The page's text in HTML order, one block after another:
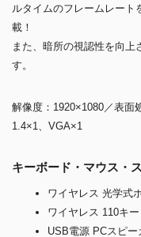
ルタイムのフレームレー
載！
また、暗所の視認性を向上
す。
解像度：1920×1080／表面
1.4×1、VGA×1
キーボード・マウス・
ワイヤレス 光学式
ワイヤレス 110キ
USB電源 PCスピー